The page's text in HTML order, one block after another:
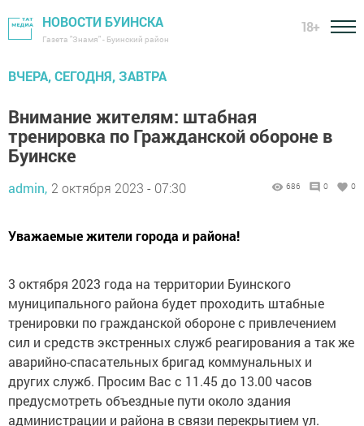
НОВОСТИ БУИНСКА
Газета "Знамя" - Буинский район
18+
ВЧЕРА, СЕГОДНЯ, ЗАВТРА
Внимание жителям: штабная
тренировка по Гражданской обороне в
Буинске
admin, 2 октября 2023 - 07:30 686 0 0
Уважаемые жители города и района!
3 октября 2023 года на территории Буинского
муниципального района будет проходить штабные
тренировки по гражданской обороне с привлечением
сил и средств экстренных служб реагирования а так же
аварийно-спасательных бригад коммунальных и
других служб. Просим Вас с 11.45 до 13.00 часов
предусмотреть объездные пути около здания
администрации и района в связи перекрытием ул.